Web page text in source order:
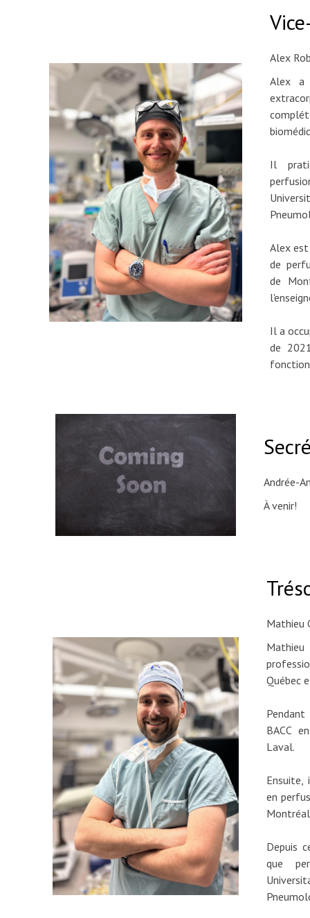
Alex
Alex a
Il
Alex
de
de
Il a
de
Andrée-
À venir!
Mathieu
Québec
BACC
Laval.
Ensuite,
en
Depuis
que